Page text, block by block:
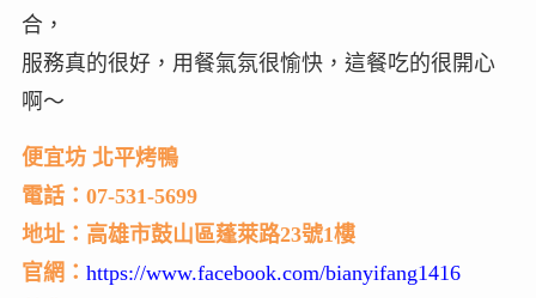
合，
服務真的很好，用餐氣氛很愉快，這餐吃的很開心
啊～
便宜坊 北平烤鴨
電話：07-531-5699
地址：高雄市鼓山區蓬萊路23號1樓
官網： https://www.facebook.com/bianyifang1416